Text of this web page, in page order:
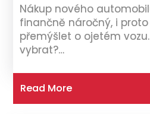
Nákup nového
finančně náročný, i
přemýšlet o ojetém
vybrat?…
Read More